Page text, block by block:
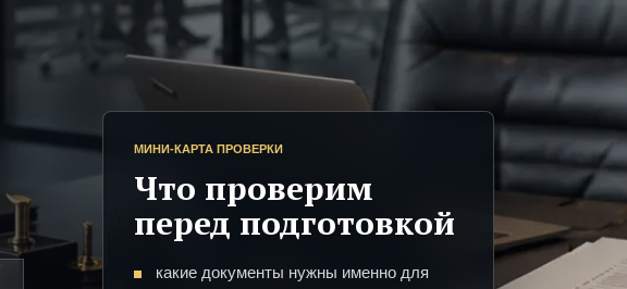
МИНИ-КАРТА ПРОВЕРКИ
Что проверим
перед подготовкой
какие документы нужны именно для